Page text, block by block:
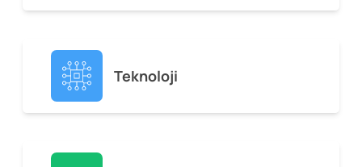
Teknoloji